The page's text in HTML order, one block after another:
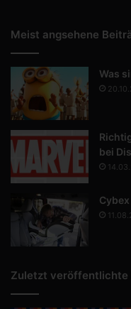
Meist angsehene
Was
bei
Zuletzt veröffentlichte